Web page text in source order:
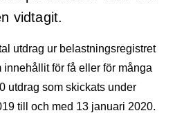
vidtagit.
utdrag ur belastningsregistret
för få eller för många
utdrag som skickats under
till och med 13 januari 2020.